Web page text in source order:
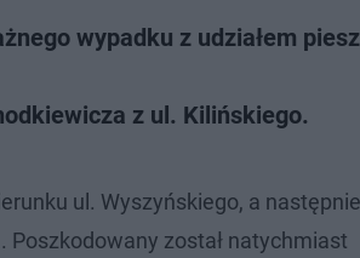
wypadku z udziałem
z ul. Kilińskiego.
ul. Wyszyńskiego, a
został natychmiast